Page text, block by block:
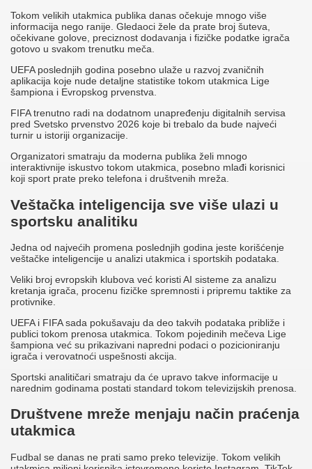
Tokom velikih utakmica publika danas očekuje mnogo više
informacija nego ranije. Gledaoci žele da prate broj šuteva,
očekivane golove, preciznost dodavanja i fizičke podatke igrača
gotovo u svakom trenutku meča.
UEFA poslednjih godina posebno ulaže u razvoj zvaničnih
aplikacija koje nude detaljne statistike tokom utakmica Lige
šampiona i Evropskog prvenstva.
FIFA trenutno radi na dodatnom unapređenju digitalnih servisa
pred Svetsko prvenstvo 2026 koje bi trebalo da bude najveći
turnir u istoriji organizacije.
Organizatori smatraju da moderna publika želi mnogo
interaktivnije iskustvo tokom utakmica, posebno mlađi korisnici
koji sport prate preko telefona i društvenih mreža.
Veštačka inteligencija sve više ulazi u
sportsku analitiku
Jedna od najvećih promena poslednjih godina jeste korišćenje
veštačke inteligencije u analizi utakmica i sportskih podataka.
Veliki broj evropskih klubova već koristi AI sisteme za analizu
kretanja igrača, procenu fizičke spremnosti i pripremu taktike za
protivnike.
UEFA i FIFA sada pokušavaju da deo takvih podataka približe i
publici tokom prenosa utakmica. Tokom pojedinih mečeva Lige
šampiona već su prikazivani napredni podaci o pozicioniranju
igrača i verovatnoći uspešnosti akcija.
Sportski analitičari smatraju da će upravo takve informacije u
narednim godinama postati standard tokom televizijskih prenosa.
Društvene mreže menjaju način praćenja
utakmica
Fudbal se danas ne prati samo preko televizije. Tokom velikih